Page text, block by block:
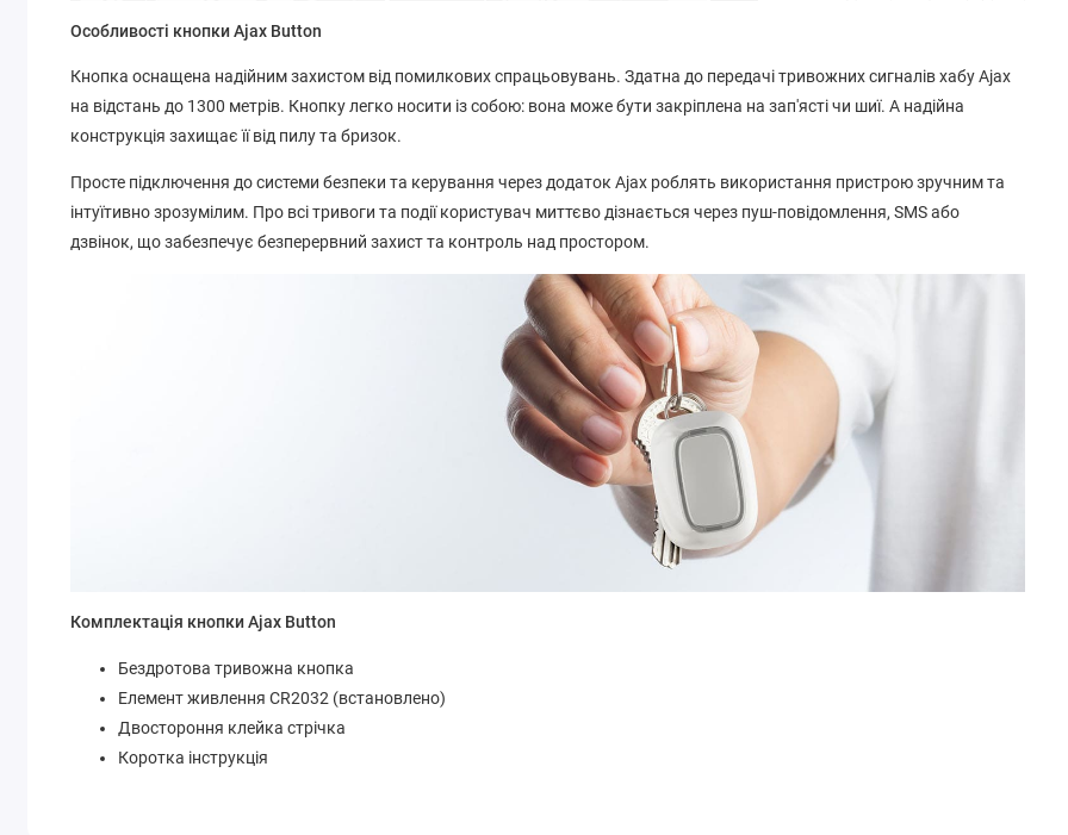
Особливості кнопки Ajax Button
Кнопка оснащена надійним захистом від помилкових спрацьовувань. Здатна до передачі тривожних сигналів хабу Ajax
на відстань до 1300 метрів. Кнопку легко носити із собою: вона може бути закріплена на зап'ясті чи шиї. А надійна
конструкція захищає її від пилу та бризок.
Просте підключення до системи безпеки та керування через додаток Ajax роблять використання пристрою зручним та
інтуїтивно зрозумілим. Про всі тривоги та події користувач миттєво дізнається через пуш-повідомлення, SMS або
дзвінок, що забезпечує безперервний захист та контроль над простором.
Комплектація кнопки Ajax Button
Бездротова тривожна кнопка
Елемент живлення CR2032 (встановлено)
Двостороння клейка стрічка
Коротка інструкція